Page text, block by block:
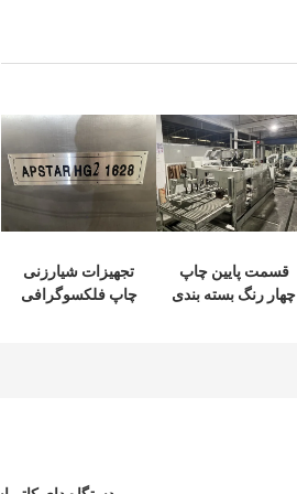
قسمت پایین چاپ
چهار رنگ بسته بندی
تجهیزات شیارزنی
چاپ فلکسوگرافی